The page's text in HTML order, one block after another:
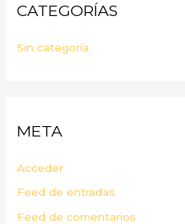
CATEGORÍAS
Sin categoría
META
Acceder
Feed de entradas
Feed de comentarios